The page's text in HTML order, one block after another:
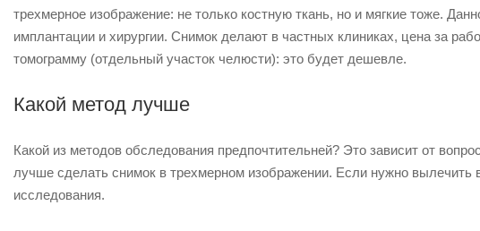
трехмерное изображение: не только костную ткань, но и мягкие тоже.
имплантации и хирургии. Снимок делают в частных клиниках, цена за
томограмму (отдельный участок челюсти): это будет дешевле.
Какой метод лучше
Какой из методов обследования предпочтительней? Это зависит от
лучше сделать снимок в трехмерном изображении. Если нужно вылечить
исследования.